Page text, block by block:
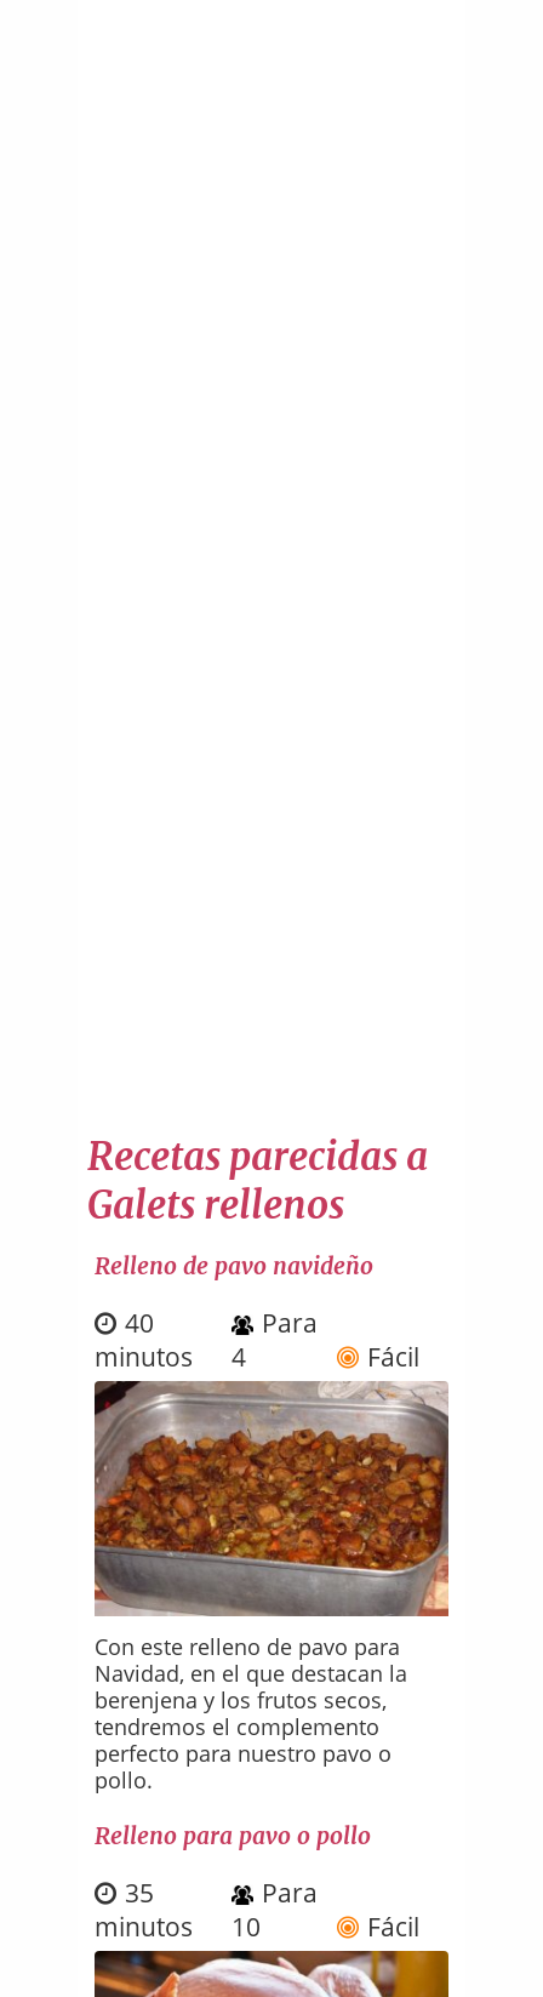
Recetas parecidas a
Galets rellenos
Relleno de pavo navideño
40
minutos
Para
4
Fácil
Con este relleno de pavo para
Navidad, en el que destacan la
berenjena y los frutos secos,
tendremos el complemento
perfecto para nuestro pavo o
pollo.
Relleno para pavo o pollo
35
minutos
Para
10
Fácil